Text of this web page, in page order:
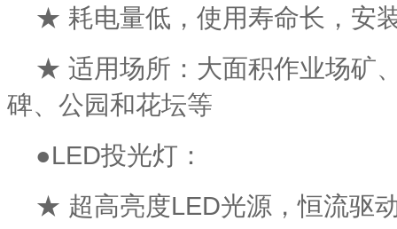
★ 耗电量低，使用寿命长，安
★ 适用场所：大面积作业场矿
碑、公园和花坛等
●LED投光灯：
★ 超高亮度LED光源，恒流驱